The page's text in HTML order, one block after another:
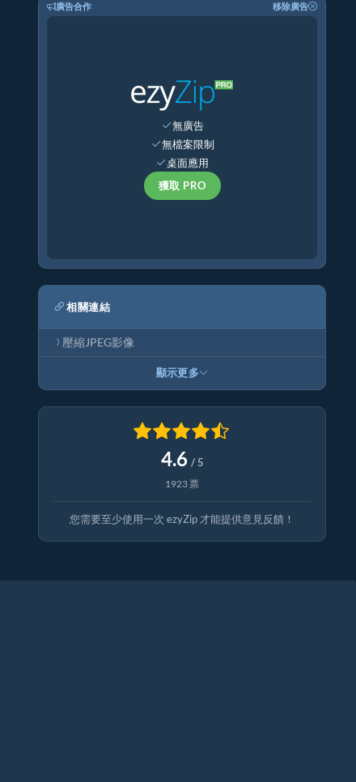
廣告合作 移除廣告
無廣告
無檔案限制
桌面應用
獲取 PRO
相關連結
壓縮JPEG影像
顯示更多
4.6 / 5
1923 票
您需要至少使用一次 ezyZip 才能提供意見反饋！